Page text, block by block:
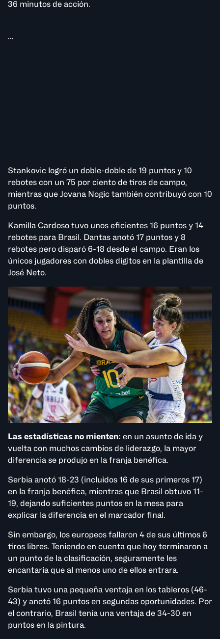
36 minutos de acción.
...
Stankovic logró un doble-doble de 19 puntos y 10
rebotes con un 75 por ciento de tiros de campo,
mientras que Jovana Nogic también contribuyó con 10
puntos.
Kamilla Cardoso tuvo unos eficientes 16 puntos y 14
rebotes para Brasil. Dantas anotó 17 puntos y 8
rebotes pero disparó 6-18 desde el campo. Eran los
únicos jugadores con dobles dígitos en la plantilla de
José Neto.
Las estadísticas no mienten: en un asunto de ida y
vuelta con muchos cambios de liderazgo, la mayor
diferencia se produjo en la franja benéfica.
Serbia anotó 18-23 (incluidos 16 de sus primeros 17)
en la franja benéfica, mientras que Brasil obtuvo 11-
19, dejando suficientes puntos en la mesa para
explicar la diferencia en el marcador final.
Sin embargo, los europeos fallaron 4 de sus últimos 6
tiros libres. Teniendo en cuenta que hoy terminaron a
un punto de la clasificación, seguramente les
encantaría que al menos uno de ellos entrara.
Serbia tuvo una pequeña ventaja en los tableros (46-
43) y anotó 16 puntos en segundas oportunidades. Por
el contrario, Brasil tenía una ventaja de 34-30 en
puntos en la pintura.